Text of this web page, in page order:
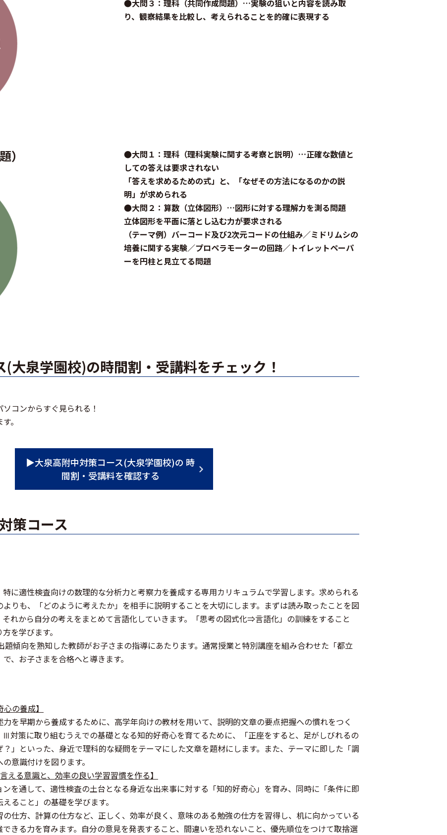
●大問３：理科（共同作成問題）…実験の狙いと内容を読み取
り、観察結果を比較し、考えられることを的確に表現する
）
●大問１：理科（理科実験に関する考察と説明）…正確な数値と
しての答えは要求されない
「答えを求めるための式」と、「なぜその方法になるのかの説
明」が求められる
●大問２：算数（立体図形）…図形に対する理解力を測る問題
立体図形を平面に落とし込む力が要求される
（テーマ例）バーコード及び2次元コードの仕組み／ミドリムシの
培養に関する実験／プロペラモーターの回路／トイレットペーパ
ーを円柱と見立てる問題
大泉学園校)の時間割・受講料をチェック！
コンからすぐ見られる！
。
▶大泉高附中対策コース(大泉学園校)の 時
間割・受講料を確認する
策コース
に適性検査向けの数理的な分析力と考察力を養成する専用カリキュラムで学習します。求められる
りも、「どのように考えたか」を相手に説明することを大切にします。まずは読み取ったことを図
れから自分の考えをまとめて言語化していきます。「思考の図式化⇒言語化」の訓練をすること
を学びます。
傾向を熟知した教師がお子さまの指導にあたります。通常授業と特別講座を組み合わせた「都立
、お子さまを合格へと導きます。
の養成】
を早期から養成するために、高学年向けの教材を用いて、説明的文章の要点把握への慣れをつく
対策に取り組むうえでの基礎となる知的好奇心を育てるために、「正座をすると、足がしびれるの
」といった、身近で理科的な疑問をテーマにした文章を題材にします。また、テーマに即した「調
意識付けを図ります。
る意識と、効率の良い学習習慣を作る】
を通して、適性検査の土台となる身近な出来事に対する「知的好奇心」を育み、同時に「条件に即
ること」の基礎を学びます。
仕方、計算の仕方など、正しく、効率が良く、意味のある勉強の仕方を習得し、机に向かっている
きる力を育みます。自分の意見を発表すること、間違いを恐れないこと、優先順位をつけて取捨選